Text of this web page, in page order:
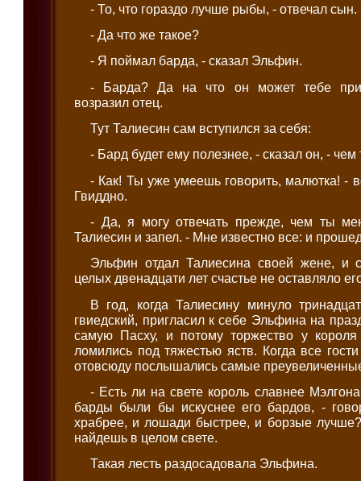
- То, что гораздо лучше рыбы, - отвечал сын.
- Да что же такое?
- Я поймал барда, - сказал Эльфин.
- Барда? Да на что он может тебе
возразил отец.
Тут Талиесин сам вступился за себя:
- Бард будет ему полезнее, - сказал он, - чем
- Как! Ты уже умеешь говорить, малютка! -
Гвиддно.
- Да, я могу отвечать прежде, чем ты
Талиесин и запел. - Мне известно все: и
Эльфин отдал Талиесина своей жене, и
целых двенадцати лет счастье не оставляло
В год, когда Талиесину минуло
гвиедский, пригласил к себе Эльфина на
самую Пасху, и потому торжество у
ломились под тяжестью яств. Когда все
отовсюду послышались самые
- Есть ли на свете король славнее
барды были бы искуснее его бардов, -
храбрее, и лошади быстрее, и борзые лучше?
найдешь в целом свете.
Такая лесть раздосадовала Эльфина.